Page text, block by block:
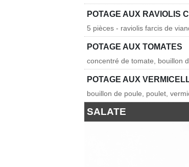
POTAGE AUX RAVIOLIS
5 pièces - raviolis farcis de
POTAGE AUX TOMATES
concentré de tomate, bouillon
POTAGE AUX
bouillon de poule, poulet,
SALATE